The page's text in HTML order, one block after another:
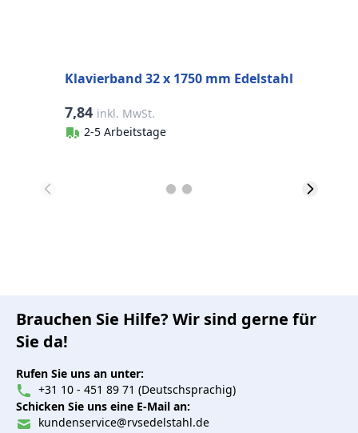
Klavierband 32 x 1750 mm Edelstahl
7,84 inkl. MwSt.
2-5 Arbeitstage
Brauchen Sie Hilfe? Wir sind gerne für
Sie da!
Rufen Sie uns an unter:
+31 10 - 451 89 71 (Deutschsprachig)
Schicken Sie uns eine E-Mail an:
kundenservice@rvsedelstahl.de